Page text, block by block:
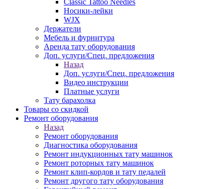
Classic Tattoo Needles
Носики-лейки
WJX
Держатели
Мебель и фурнитура
Аренда тату оборудования
Доп. услуги/Спец. предложения
Назад
Доп. услуги/Спец. предложения
Видео инструкции
Платные услуги
Тату барахолка
Товары со скидкой
Ремонт оборудования
Назад
Ремонт оборудования
Диагностика оборудования
Ремонт индукционных тату машинок
Ремонт роторных тату машинок
Ремонт клип-кордов и тату педалей
Ремонт другого тату оборудования